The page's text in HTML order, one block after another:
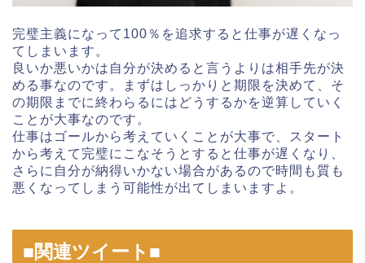
完璧主義になって100％を追求すると仕事が遅くなっ
てしまいます。
良いか悪いかは自分が決めると言うよりは相手先が決
める事なのです。まずはしっかりと期限を決めて、そ
の期限までに終わらるにはどうするかを逆算していく
ことが大事なのです。
仕事はゴールから考えていくことが大事で、スタート
から考えて完璧にこなそうとすると仕事が遅くなり、
さらに自分が納得いかない場合があるので時間も質も
悪くなってしまう可能性が出てしまいますよ。
■関連ツイート■